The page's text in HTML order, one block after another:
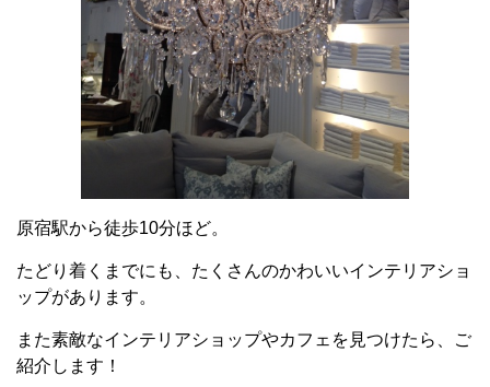
原宿駅から徒歩10分ほど。
たどり着くまでにも、たくさんのかわいいインテリアショ
ップがあります。
また素敵なインテリアショップやカフェを見つけたら、ご
紹介します！